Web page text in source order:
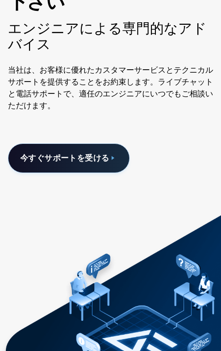
エンジニアによる専門的なアド
バイス
当社は、お客様に優れたカスタマーサービスとテクニカル
サポートを提供することをお約束します。ライブチャット
と電話サポートで、適任のエンジニアにいつでもご相談い
ただけます。
今すぐサポートを受ける